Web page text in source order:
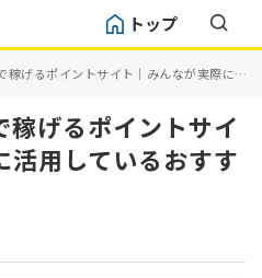
トップ
稼げるポイントサイト｜みんなが実際に活
サイト5選！
稼げるポイントサイ
活用しているおすす